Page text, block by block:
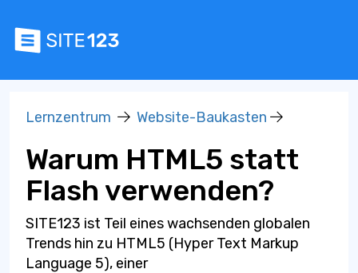
Lernzentrum Website-Baukasten
Warum HTML5 statt
Flash verwenden?
SITE123 ist Teil eines wachsenden globalen
Trends hin zu HTML5 (Hyper Text Markup
Language 5), einer